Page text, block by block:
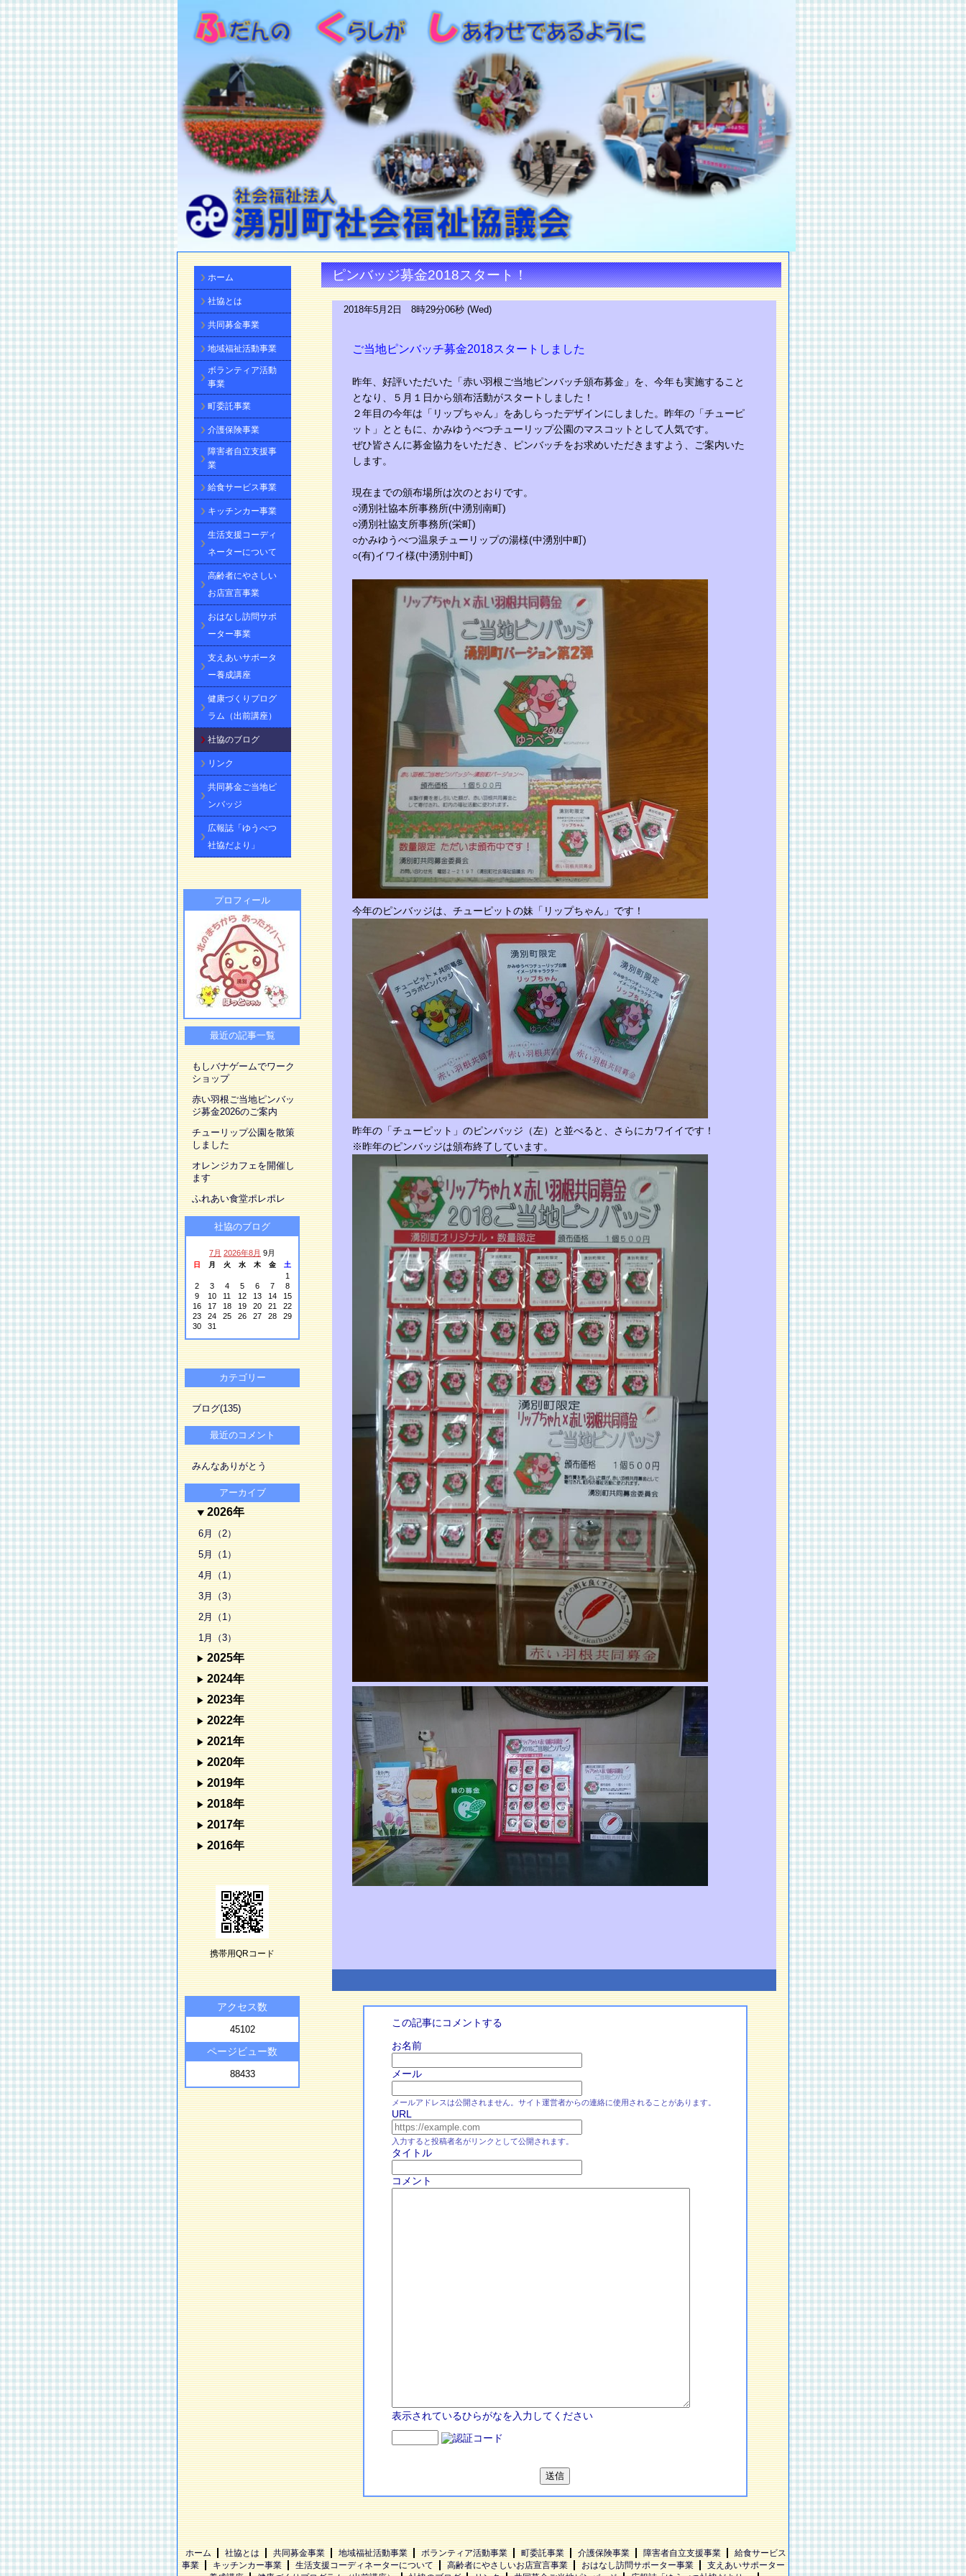
ピンバッジ募金2018スタート！
2018年5月2日 8時29分06秒 (Wed)
ご当地ピンバッチ募金2018スタートしました
昨年、好評いただいた「赤い羽根ご当地ピンバッチ頒布募金」を、今年も実施すること
となり、５月１日から頒布活動がスタートしました！
２年目の今年は「リップちゃん」をあしらったデザインにしました。昨年の「チューピ
ット」とともに、かみゆうべつチューリップ公園のマスコットとして人気です。
ぜひ皆さんに募金協力をいただき、ピンバッチをお求めいただきますよう、ご案内いた
します。
現在までの頒布場所は次のとおりです。
○湧別社協本所事務所(中湧別南町)
○湧別社協支所事務所(栄町)
○かみゆうべつ温泉チューリップの湯様(中湧別中町)
○(有)イワイ様(中湧別中町)
今年のピンバッジは、チューピットの妹「リップちゃん」です！
昨年の「チューピット」のピンバッジ（左）と並べると、さらにカワイイです！
※昨年のピンバッジは頒布終了しています。
この記事にコメントする
お名前
メール
メールアドレスは公開されません。サイト運営者からの連絡に使用されることがあります。
URL
入力すると投稿者名がリンクとして公開されます。
タイトル
コメント
表示されているひらがなを入力してください
ホーム
社協とは
共同募金事業
地域福祉活動事業
ボランティア活動
事業
町委託事業
介護保険事業
障害者自立支援事
業
給食サービス事業
キッチンカー事業
生活支援コーディ
ネーターについて
高齢者にやさしい
お店宣言事業
おはなし訪問サポ
ーター事業
支えあいサポータ
ー養成講座
健康づくりプログ
ラム（出前講座）
社協のブログ
リンク
共同募金ご当地ピ
ンバッジ
広報誌「ゆうべつ
社協だより」
プロフィール
最近の記事一覧
もしバナゲームでワーク
ショップ
赤い羽根ご当地ピンバッ
ジ募金2026のご案内
チューリップ公園を散策
しました
オレンジカフェを開催し
ます
ふれあい食堂ポレポレ
社協のブログ
7月 2026年8月 9月
日 月 火 水 木 金 土
1
2
3 4 5 6 7
8
9
10 11 12 13 14
15
16
17 18 19 20 21
22
23
24 25 26 27 28
29
30
31
カテゴリー
ブログ(135)
最近のコメント
みんなありがとう
アーカイブ
2026年
6月（2）
5月（1）
4月（1）
3月（3）
2月（1）
1月（3）
2025年
2024年
2023年
2022年
2021年
2020年
2019年
2018年
2017年
2016年
携帯用QRコード
アクセス数
45102
ページビュー数
88433
ホーム 社協とは 共同募金事業 地域福祉活動事業 ボランティア活動事業 町委託事業 介護保険事業 障害者自立支援事業
給食サービス
事業
キッチンカー事業 生活支援コーディネーターについて 高齢者にやさしいお店宣言事業 おはなし訪問サポーター事業
支えあいサポーター